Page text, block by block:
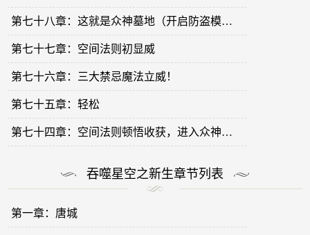
第七十八章：这就是众神墓地（开启防盗模式，四个小时之后再正常订阅观看）
第七十七章：空间法则初显威
第七十六章：三大禁忌魔法立威！
第七十五章：轻松
第七十四章：空间法则顿悟收获，进入众神墓地。
吞噬星空之新生章节列表
第一章：唐城